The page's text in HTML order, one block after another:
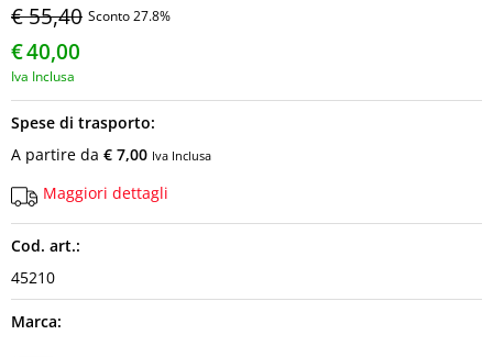
€ 55,40 Sconto 27.8%
€40,00
Iva Inclusa
Spese di trasporto:
A partire da € 7,00 Iva Inclusa
Maggiori dettagli
Cod. art.:
45210
Marca: